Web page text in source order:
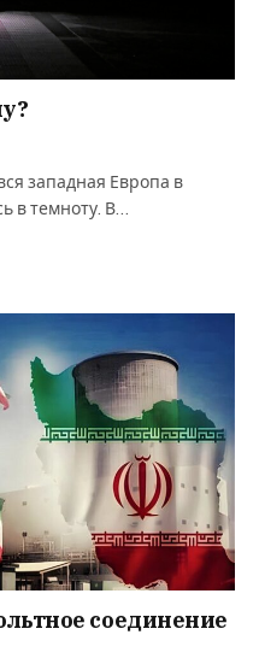
западная Европа в
в темноту. В…
соединение